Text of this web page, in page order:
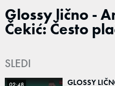
Glossy lično -
Čekić: Često
SLEDI
02:48
GLOSSY